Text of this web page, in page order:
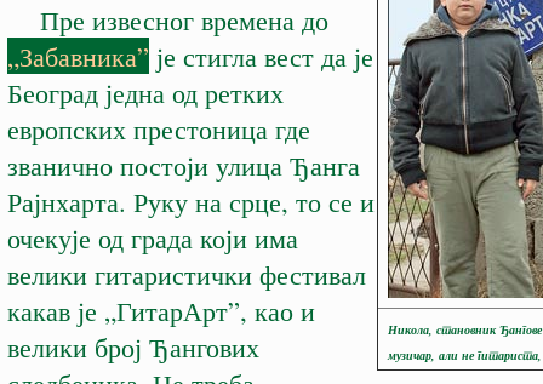
Никола, становник Ђангове
музичар, али не
Пре извесног времена до
„Забавника” је стигла вест да је
Београд једна од ретких
европских престоница где
званично постоји улица Ђанга
Рајнхарта. Руку на срце, то се и
очекује од града који има
велики гитаристички фестивал
какав је „ГитарАрт”, као и
велики број Ђангових